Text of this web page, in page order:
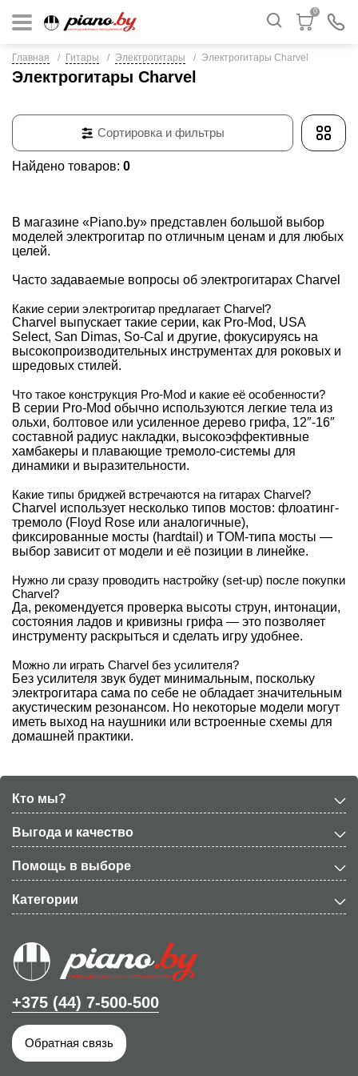
0
Главная Гитары Электрогитары Электрогитары Charvel
Электрогитары Charvel
Найдено товаров: 0
Сортировка и фильтры
В магазине «Piano.by» представлен большой выбор
моделей электрогитар по отличным ценам и для любых
целей.
Часто задаваемые вопросы об электрогитарах Charvel
Какие серии электрогитар предлагает Charvel?
Charvel выпускает такие серии, как Pro-Mod, USA
Select, San Dimas, So-Cal и другие, фокусируясь на
высокопроизводительных инструментах для роковых и
шредовых стилей.
Что такое конструкция Pro-Mod и какие её особенности?
В серии Pro-Mod обычно используются легкие тела из
ольхи, болтовое или усиленное дерево грифа, 12″-16″
составной радиус накладки, высокоэффективные
хамбакеры и плавающие тремоло-системы для
динамики и выразительности.
Какие типы бриджей встречаются на гитарах Charvel?
Charvel использует несколько типов мостов: флоатинг-
тремоло (Floyd Rose или аналогичные),
фиксированные мосты (hardtail) и TOM-типа мосты —
выбор зависит от модели и её позиции в линейке.
Нужно ли сразу проводить настройку (set-up) после покупки
Charvel?
Да, рекомендуется проверка высоты струн, интонации,
состояния ладов и кривизны грифа — это позволяет
инструменту раскрыться и сделать игру удобнее.
Можно ли играть Charvel без усилителя?
Без усилителя звук будет минимальным, поскольку
электрогитара сама по себе не обладает значительным
акустическим резонансом. Но некоторые модели могут
иметь выход на наушники или встроенные схемы для
домашней практики.
Кто мы?
Выгода и качество
Помощь в выборе
Категории
+375 (44) 7-500-500
Обратная связь